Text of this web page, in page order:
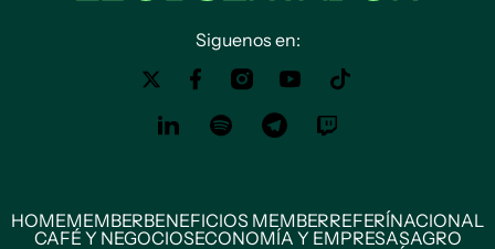
Siguenos en:
HOMEMEMBERBENEFICIOS MEMBERREFERÍNACIONAL
CAFÉ Y NEGOCIOSECONOMÍA Y EMPRESASAGRO